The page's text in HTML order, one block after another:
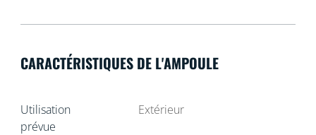
CARACTÉRISTIQUES DE L'AMPOULE
Utilisation
prévue
Extérieur